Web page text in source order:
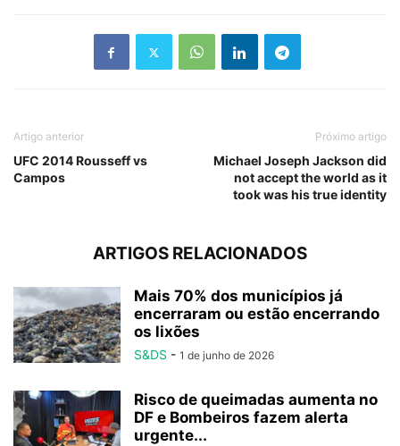
Artigo anterior
UFC 2014 Rousseff vs
Campos
Próximo artigo
Michael Joseph Jackson did
not accept the world as it
took was his true identity
ARTIGOS RELACIONADOS
Mais 70% dos municípios já
encerraram ou estão encerrando
os lixões
S&DS - 1 de junho de 2026
Risco de queimadas aumenta no
DF e Bombeiros fazem alerta
urgente...